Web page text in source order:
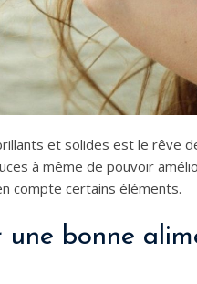
et solides est le rêve
à même de pouvoir
compte certains éléments.
bonne